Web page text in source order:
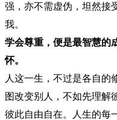
强，亦不需虚伪，坦然接
我。
学会尊重，便是最智慧的
怀。
人这一生，不过是各自的
图改变别人，不如先理解
彼此自由自在。人生的每